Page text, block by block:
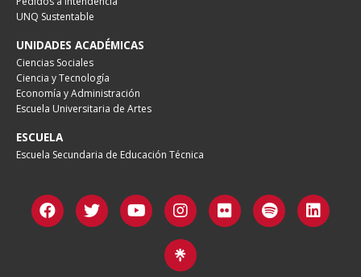
UNQ Sustentable
UNIDADES ACADÉMICAS
Ciencias Sociales
Ciencia y Tecnología
Economía y Administración
Escuela Universitaria de Artes
ESCUELA
Escuela Secundaria de Educación Técnica